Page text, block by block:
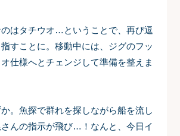
はタチウオ…ということで、再び逗
すことに。移動中には、ジグのフッ
仕様へとチェンジして準備を整えま
。魚探で群れを探しながら船を流し
んの指示が飛び…！なんと、今日イ